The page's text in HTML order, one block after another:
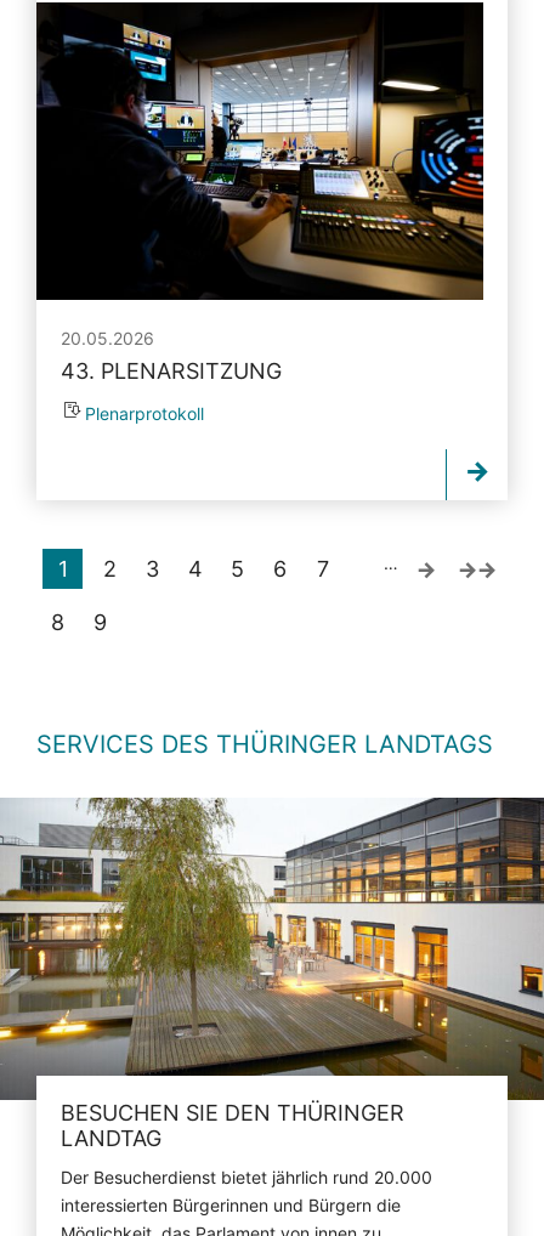
20.05.2026
43. PLENARSITZUNG
Plenarprotokoll
1 2 3 4 5 6 7
8 9
…
SERVICES DES THÜRINGER LANDTAGS
BESUCHEN SIE DEN THÜRINGER
LANDTAG
Der Besucherdienst bietet jährlich rund 20.000
interessierten Bürgerinnen und Bürgern die